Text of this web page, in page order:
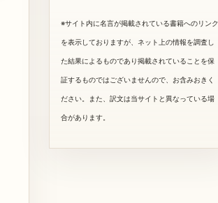
※サイト内に名言が掲載されている書籍へのリンク
を表示しておりますが、ネット上の情報を調査し
た結果によるものであり掲載されていることを保
証するものではございませんので、お含みおきく
ださい。また、訳文は当サイトと異なっている場
合があります。